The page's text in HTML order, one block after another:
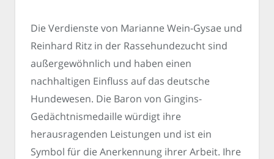
Die Verdienste von Marianne Wein-Gysae und
Reinhard Ritz in der Rassehundezucht sind
außergewöhnlich und haben einen
nachhaltigen Einfluss auf das deutsche
Hundewesen. Die Baron von Gingins-
Gedächtnismedaille würdigt ihre
herausragenden Leistungen und ist ein
Symbol für die Anerkennung ihrer Arbeit. Ihre